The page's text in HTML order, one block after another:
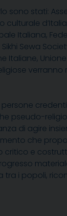
sono stati:
culturale d’Italia
Italiana,
Sikhi Sewa
Italiane,
verranno
pseudo-
di agire
che
e
tra i popoli,